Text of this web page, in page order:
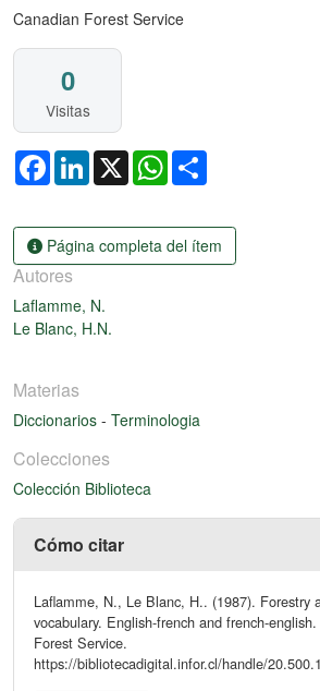
Canadian Forest Service
0
Visitas
FacebookLinkedIn
X WhatsApp
Página completa del ítem
Autores
Laflamme, N.
Le Blanc, H.N.
Materias
Diccionarios - Terminologia
Colecciones
Colección Biblioteca
Cómo citar
Laflamme, N., Le Blanc, H.. (1987). Forestry
vocabulary. English-french and french-
Forest Service.
https://bibliotecadigital.infor.cl/handle/